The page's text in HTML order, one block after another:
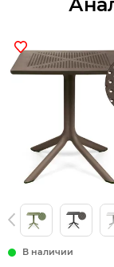
В наличии